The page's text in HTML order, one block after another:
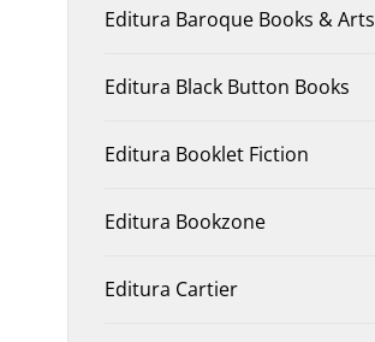
Editura Baroque Books & Arts
Editura Black Button Books
Editura Booklet Fiction
Editura Bookzone
Editura Cartier